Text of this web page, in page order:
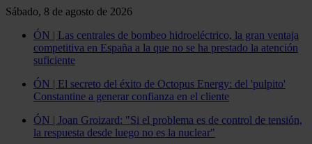
Sábado, 8 de agosto de 2026
ÓN | Las centrales de bombeo hidroeléctrico, la gran ventaja
competitiva en España a la que no se ha prestado la atención
suficiente
ÓN | El secreto del éxito de Octopus Energy: del 'pulpito'
Constantine a generar confianza en el cliente
ÓN | Joan Groizard: "Si el problema es de control de tensión,
la respuesta desde luego no es la nuclear"